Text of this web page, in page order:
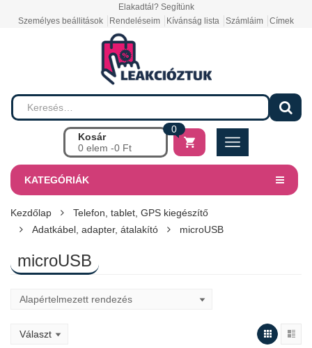
Elakadtál? Segítünk
Személyes beállitások
Rendeléseim Kívánság lista Számláim Címek
Kosár
0 elem -0 Ft
0
KATEGÓRIÁK
Kezdőlap
Telefon, tablet, GPS kiegészítő
Adatkábel, adapter, átalakító
microUSB
microUSB